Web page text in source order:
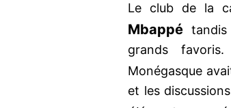
Le club de la
Mbappé
grands
Monégasque
et les